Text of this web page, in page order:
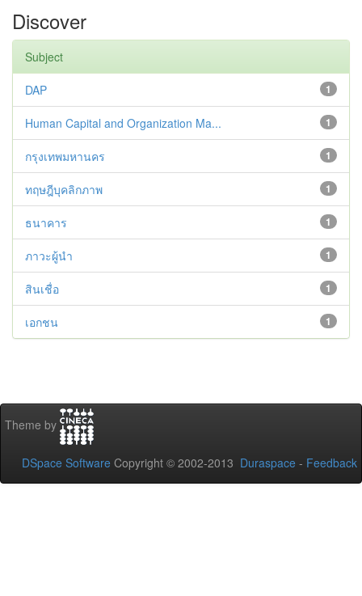
Discover
Subject
1
DAP
1
Human Capital and Organization Ma...
1
กรุงเทพมหานคร
1
ทฤษฎีบุคลิกภาพ
1
ธนาคาร
1
ภาวะผู้นำ
1
สินเชื่อ
1
เอกชน
Theme by
DSpace Software Copyright © 2002-2013 Duraspace - Feedback